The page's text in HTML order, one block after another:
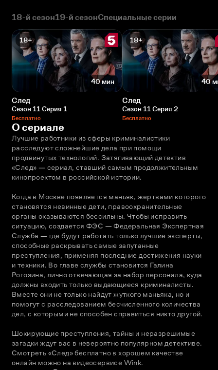
18-й сезон19-й сезонСпециальные серии
18+
40 мин
След
Сезон 11 Серия 1
Бесплатно
18+
40
След
Сезон 11 Серия 2
Бесплатно
О сериале
Лучшие работники из сферы криминалистики
расследуют сложнейшие дела при помощи
продвинутых технологий. Затягивающий детектив
«След» — сериал, ставший самым продолжительным
кинопроектом в российской истории.
Когда в Москве появляется маньяк, жертвами которого
становятся невинные дети, правоохранительные
органы оказываются бессильны. Чтобы исправить
ситуацию, создается ФЭС — Федеральная Экспертная
Служба — где будут работать только лучшие эксперты,
способные раскрывать самые запутанные
преступления, применяя последние достижения науки
и техники. Во главе службы становится Галина
Рогозина, лично отвечающая за набор персонала, куда
должны входить только выдающиеся криминалисты.
Вместе они не только найдут жуткого маньяка, но и
помогут с расследованием бесчисленного количества
дел, с которыми не способен справиться никто другой.
Шокирующие преступления, тайны и неразрешимые
загадки ждут вас в невероятно популярном детективе.
Смотреть «След» бесплатно в хорошем качестве
онлайн можно на видеосервисе Wink.